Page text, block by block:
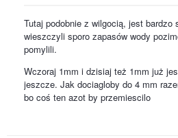
Tutaj podobnie z wilgocią, jest bardzo
wieszczyli sporo zapasów wody
pomylili.
Wczoraj 1mm i dzisiaj też 1mm już
jeszcze. Jak dociagloby do 4 mm
bo coś ten azot by przemiescilo